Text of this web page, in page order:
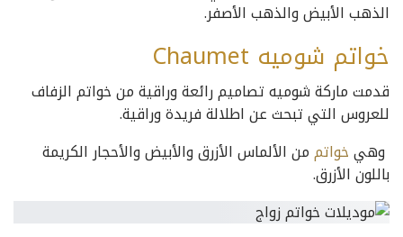
الذهب الأبيض والذهب الأصفر.
خواتم شوميه Chaumet
قدمت ماركة شوميه تصاميم رائعة وراقية من خواتم الزفاف
للعروس التي تبحث عن اطلالة فريدة وراقية.
وهيخواتممن الألماس الأزرق والأبيض والأحجار الكريمة
باللون الأزرق.